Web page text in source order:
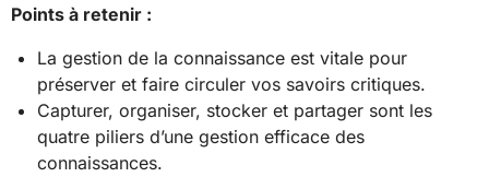
Points à retenir :
La gestion de la connaissance est vitale pour
préserver et faire circuler vos savoirs critiques.
Capturer, organiser, stocker et partager sont les
quatre piliers d’une gestion efficace des
connaissances.